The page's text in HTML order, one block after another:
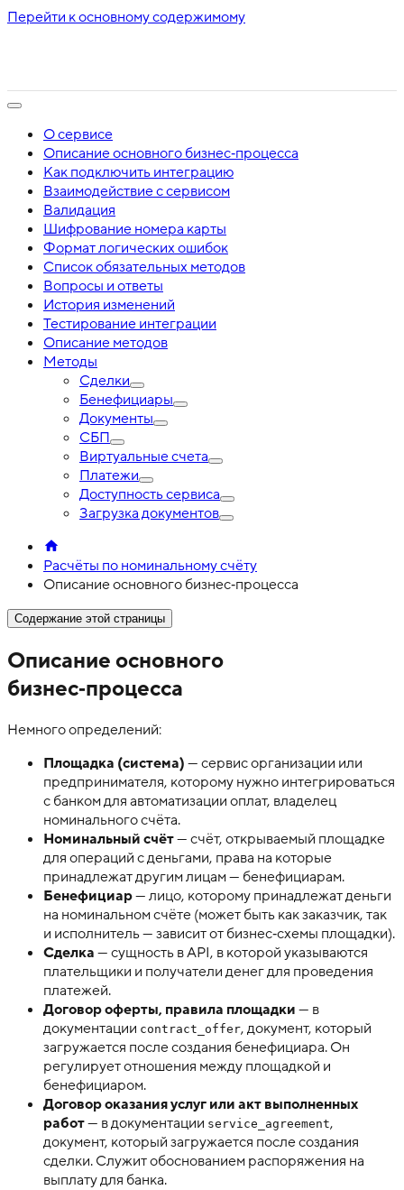
Перейти к основному содержимому
О сервисе
Описание основного бизнес‑процесса
Как подключить интеграцию
Взаимодействие с сервисом
Валидация
Шифрование номера карты
Формат логических ошибок
Список обязательных методов
Вопросы и ответы
История изменений
Тестирование интеграции
Описание методов
Методы
Сделки
Бенефициары
Документы
СБП
Виртуальные счета
Платежи
Доступность сервиса
Загрузка документов
Расчёты по номинальному счёту
Описание основного бизнес‑процесса
Содержание этой страницы
Описание основного
бизнес‑процесса
Немного определений:
Площадка (система)— сервис организации или
предпринимателя, которому нужно интегрироваться
с банком для автоматизации оплат, владелец
номинального счёта.
Номинальный счёт— счёт, открываемый площадке
для операций с деньгами, права на которые
принадлежат другим лицам — бенефициарам.
Бенефициар— лицо, которому принадлежат деньги
на номинальном счёте (может быть как заказчик, так
и исполнитель — зависит от бизнес‑схемы площадки).
Сделка— сущность в API, в которой указываются
плательщики и получатели денег для проведения
платежей.
Договор оферты, правила площадки— в
документации contract_offer, документ, который
загружается после создания бенефициара. Он
регулирует отношения между площадкой и
бенефициаром.
Договор оказания услуг или акт выполненных
работ— в документации service_agreement,
документ, который загружается после создания
сделки. Служит обоснованием распоряжения на
выплату для банка.